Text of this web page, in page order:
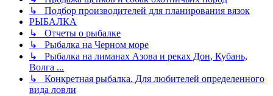
↳ Подбор производителей для планирования вязок
РЫБАЛКА
↳ Отчеты о рыбалке
↳ Рыбалка на Черном море
↳ Рыбалка на лиманах Азова и реках Дон, Кубань,
Волга ...
↳ Конкретная рыбалка. Для любителей определенного
вида ловли